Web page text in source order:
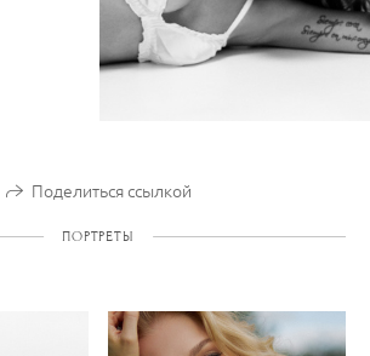
Поделиться ссылкой
ПОРТРЕТЫ